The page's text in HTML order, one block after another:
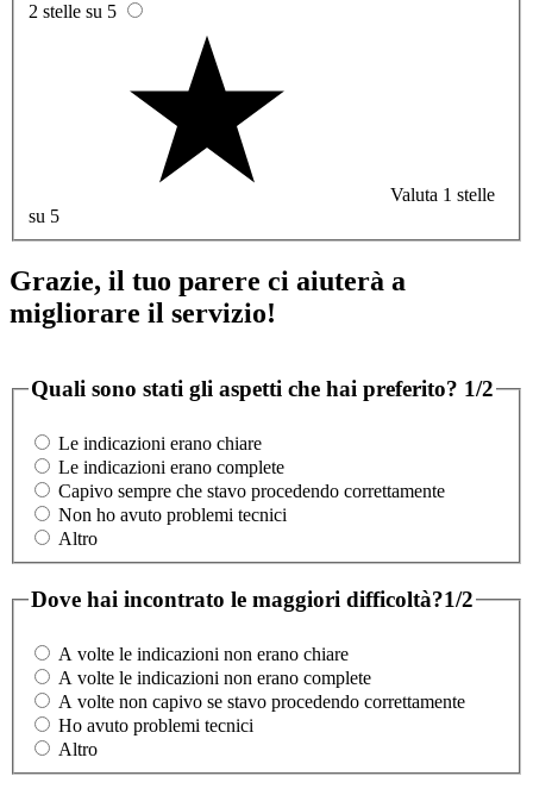
2 stelle su 5
Valuta 1 stelle
su 5
Grazie, il tuo parere ci aiuterà a
migliorare il servizio!
Quali sono stati gli aspetti che hai preferito? 1/2
Le indicazioni erano chiare
Le indicazioni erano complete
Capivo sempre che stavo procedendo correttamente
Non ho avuto problemi tecnici
Altro
Dove hai incontrato le maggiori difficoltà?1/2
A volte le indicazioni non erano chiare
A volte le indicazioni non erano complete
A volte non capivo se stavo procedendo correttamente
Ho avuto problemi tecnici
Altro